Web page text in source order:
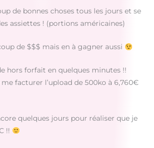
de bonnes choses tous les jours et se
assiettes ! (portions américaines)
de $$$ mais en à gagner aussi
hors forfait en quelques minutes !!
facturer l’upload de 500ko à 6,760€
quelques jours pour réaliser que je
!!